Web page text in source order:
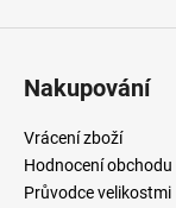
Nakupování
Vrácení zboží
Hodnocení obchodu
Průvodce velikostmi